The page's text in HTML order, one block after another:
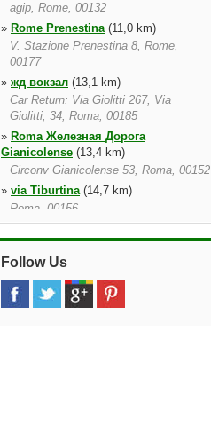
agip, Rome, 00132
» Rome Prenestina(11,0 km)
V. Stazione Prenestina 8, Rome,
00177
» жд вокзал (13,1 km)
Car Return: Via Giolitti 267, Via
Giolitti, 34, Roma, 00185
» Roma Железная Дорога
Gianicolense (13,4 km)
Circonv Gianicolense 53, Roma, 00152
» via Tiburtina(14,7 km)
Roma, 00156
00167
»Flaminia(19,4 km)
Via Francesco Saverio Nitti 1, Rome,
Follow Us